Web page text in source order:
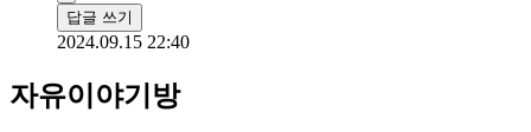
답글 쓰기
2024.09.15 22:40
자유이야기방